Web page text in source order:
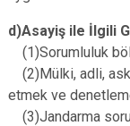
d)Asayiş ile İlgili
(1)Sorumluluk
(2)Mülki, adli,
etmek ve
(3)Jandarma